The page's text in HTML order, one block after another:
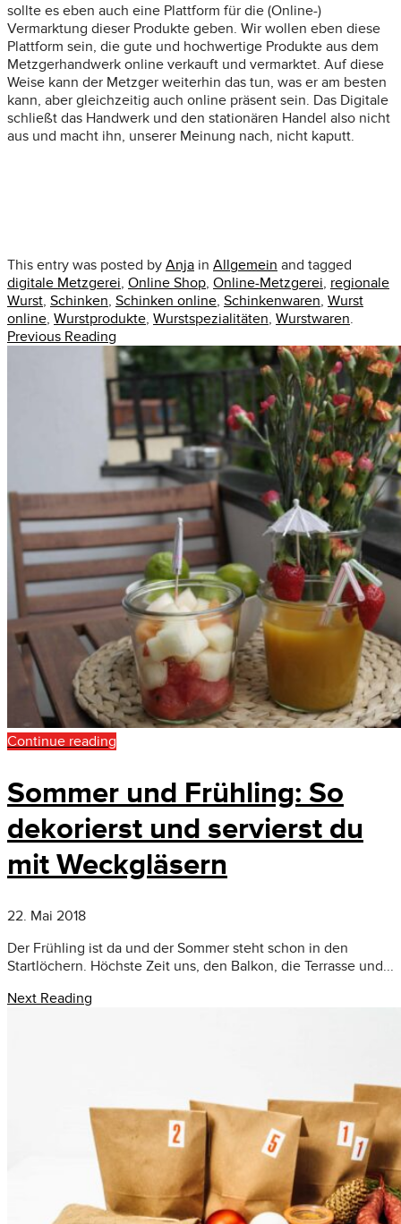
sollte es eben auch eine Plattform für die (Online-)
Vermarktung dieser Produkte geben. Wir wollen eben diese
Plattform sein, die gute und hochwertige Produkte aus dem
Metzgerhandwerk online verkauft und vermarktet. Auf diese
Weise kann der Metzger weiterhin das tun, was er am besten
kann, aber gleichzeitig auch online präsent sein. Das Digitale
schließt das Handwerk und den stationären Handel also nicht
aus und macht ihn, unserer Meinung nach, nicht kaputt.
This entry was posted by Anja in Allgemein and tagged
digitale Metzgerei, Online Shop, Online-Metzgerei, regionale
Wurst, Schinken, Schinken online, Schinkenwaren, Wurst
online, Wurstprodukte, Wurstspezialitäten, Wurstwaren.
Previous Reading
Continue reading
Sommer und Frühling: So
dekorierst und servierst du
mit Weckgläsern
22. Mai 2018
Der Frühling ist da und der Sommer steht schon in den
Startlöchern. Höchste Zeit uns, den Balkon, die Terrasse und...
Next Reading